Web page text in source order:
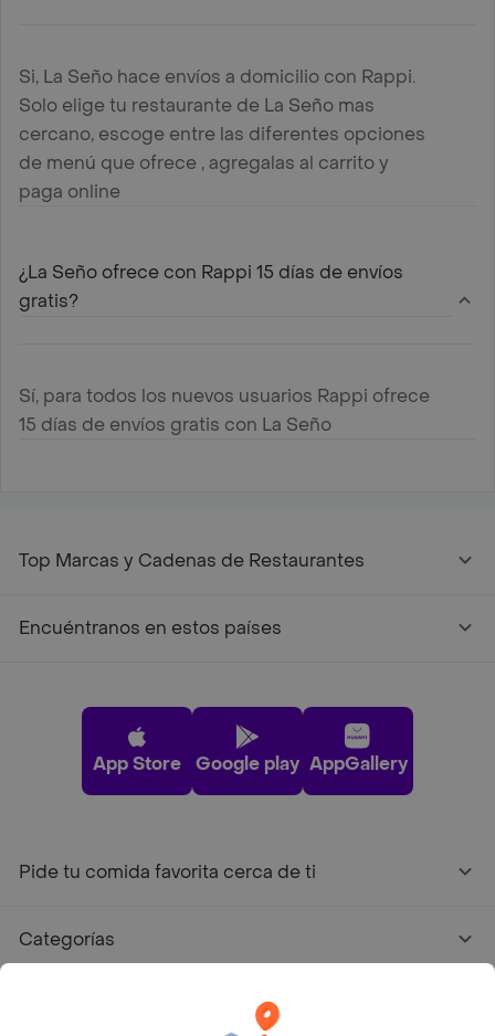
Si, La Seño hace envíos a domicilio con Rappi.
Solo elige tu restaurante de La Seño mas
cercano, escoge entre las diferentes opciones
de menú que ofrece , agregalas al carrito y
paga online
¿La Seño ofrece con Rappi 15 días de envíos
gratis?
Sí, para todos los nuevos usuarios Rappi ofrece
15 días de envíos gratis con La Seño
Top Marcas y Cadenas de Restaurantes
Encuéntranos en estos países
App Store Google play AppGallery
Pide tu comida favorita cerca de ti
Categorías